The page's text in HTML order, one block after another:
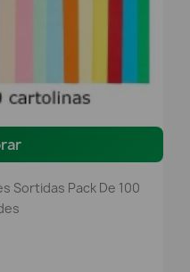
Sortidas Pack De 100